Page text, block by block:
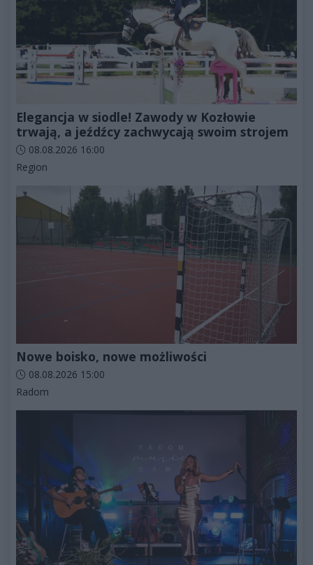
Elegancja w siodle! Zawody w Kozłowie
trwają, a jeźdźcy zachwycają swoim strojem
Data dodania artykułu:
08.08.2026 16:00
Kategorie artykułu:
Region
Nowe boisko, nowe możliwości
Data dodania artykułu:
08.08.2026 15:00
Kategorie artykułu:
Radom